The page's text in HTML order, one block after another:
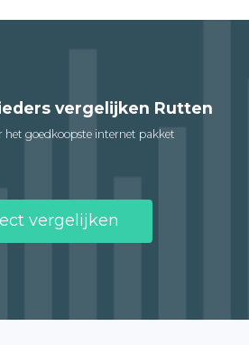
vergelijken Rutten
het goedkoopste internet pakket
vergelijken